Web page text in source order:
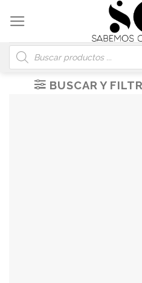
content
Búsqueda
de
productos
BUSCAR Y